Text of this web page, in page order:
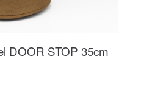
DOOR STOP 35cm